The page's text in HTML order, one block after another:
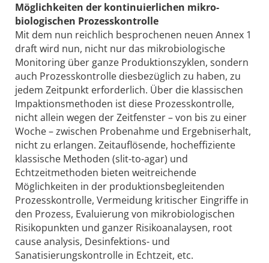
Möglichkeiten der kontinuierlichen mikro­
biologischen Prozesskontrolle
Mit dem nun reichlich besprochenen neuen Annex 1
draft wird nun, nicht nur das mikrobiologische
Monitoring über ganze Produktionszyklen, sondern
auch Prozesskontrolle diesbezüglich zu haben, zu
jedem Zeitpunkt erforderlich. Über die klassischen
Impaktionsmethoden ist diese Prozesskontrolle,
nicht allein wegen der Zeitfenster – von bis zu einer
Woche – zwischen Probenahme und Ergebniserhalt,
nicht zu erlangen. Zeitauflösende, hocheffiziente
klassische Methoden (slit-to-agar) und
Echtzeitmethoden bieten weitreichende
Möglichkeiten in der produktionsbegleitenden
Prozesskontrolle, Vermeidung kritischer Eingriffe in
den Prozess, Evaluierung von mikrobiologischen
Risikopunkten und ganzer Risikoanalaysen, root
cause analysis, Desinfektions- und
Sanatisierungskontrolle in Echtzeit, etc.